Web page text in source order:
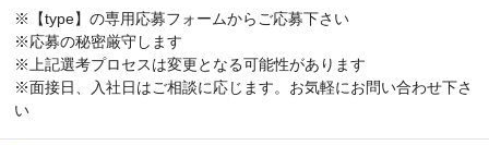
※【type】の専用応募フォームからご応募下さい
※応募の秘密厳守します
※上記選考プロセスは変更となる可能性があります
※面接日、入社日はご相談に応じます。お気軽にお問い合わせ下さ
い